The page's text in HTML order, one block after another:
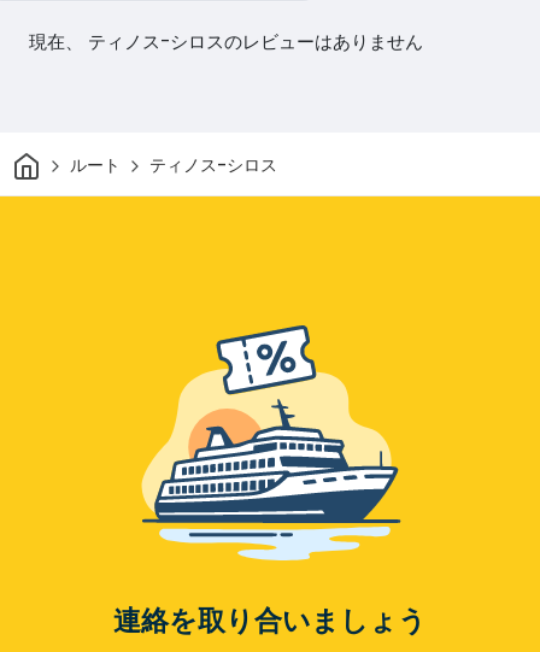
現在、 ティノス-シロスのレビューはありません
家 ルート ティノス-シロス
連絡を取り合いましょう